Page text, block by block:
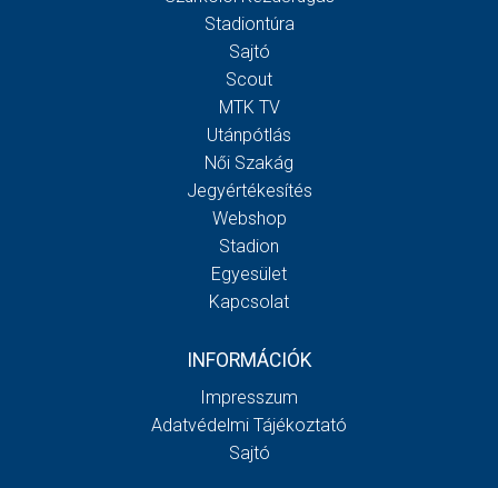
Stadiontúra
Sajtó
Scout
MTK TV
Utánpótlás
Női Szakág
Jegyértékesítés
Webshop
Stadion
Egyesület
Kapcsolat
INFORMÁCIÓK
Impresszum
Adatvédelmi Tájékoztató
Sajtó